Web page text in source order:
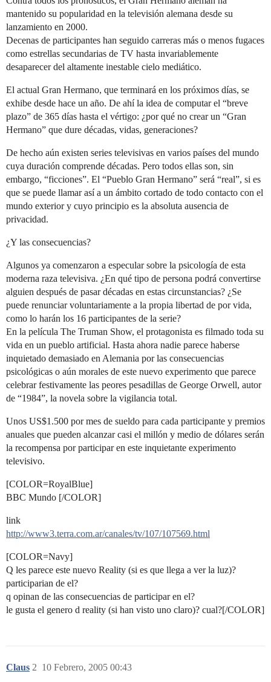
mantenido su popularidad en la televisión alemana desde su
lanzamiento en 2000.
Decenas de participantes han seguido carreras más o menos fugaces
como estrellas secundarias de TV hasta invariablemente
desaparecer del altamente inestable cielo mediático.
El actual Gran Hermano, que terminará en los próximos días, se
exhibe desde hace un año. De ahí la idea de computar el “breve
plazo” de 365 días hasta el vértigo: ¿por qué no crear un “Gran
Hermano” que dure décadas, vidas, generaciones?
De hecho aún existen series televisivas en varios países del mundo
cuya duración comprende décadas. Pero todos ellas son, sin
embargo, “ficciones”. El “Pueblo Gran Hermano” será “real”, si es
que se puede llamar así a un ámbito cortado de todo contacto con el
mundo exterior y cuyo principio es la absoluta ausencia de
privacidad.
¿Y las consecuencias?
Algunos ya comenzaron a especular sobre la psicología de esta
moderna raza televisiva. ¿En qué tipo de persona podrá convertirse
alguien después de pasar décadas en estas circunstancias? ¿Se
puede renunciar voluntariamente a la propia libertad de por vida,
como lo harán los 16 participantes de la serie?
En la película The Truman Show, el protagonista es filmado toda su
vida en un pueblo artificial. Hasta ahora nadie parece haberse
inquietado demasiado en Alemania por las consecuencias
psicológicas o aún morales de este nuevo experimento que parece
celebrar festivamente las peores pesadillas de George Orwell, autor
de “1984”, la novela sobre la vigilancia total.
Unos US$1.500 por mes de sueldo para cada participante y premios
anuales que pueden alcanzar casi el millón y medio de dólares serán
la recompensa por participar en este inquietante experimento
televisivo.
[COLOR=RoyalBlue]
BBC Mundo [/COLOR]
link
http://www3.terra.com.ar/canales/tv/107/107569.html
[COLOR=Navy]
Q les parece este nuevo Reality (si es que llega a ver la luz)?
participarian de el?
q opinan de las consecuencias de participar en el?
le gusta el genero d reality (si han visto uno claro)? cual?[/COLOR]
Claus 10 Febrero, 2005 00:43
2